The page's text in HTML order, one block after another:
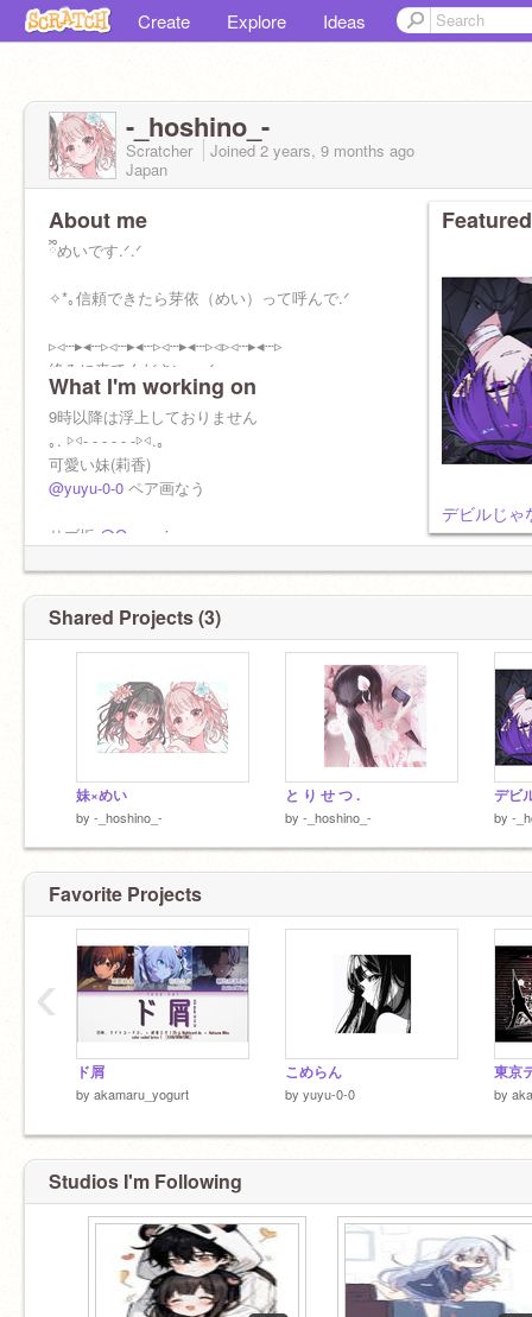
Create Explore Ideas
-_hoshino_-
Scratcher Joined 2 years, 9 months ago
Japan
About me
ྀིめいです.ᐟ.ᐟ
✧*｡信頼できたら芽依（めい）って呼んで.ᐟ‪
▹◃┄▸◂┄▹◃┄▸◂┄▹◃┄▸◂┄▹◃▹◃┄▸◂┄▹
絡みに来てくださいっ.ᐟ‪
みんなに砂糖.ᐟ‪
依存症
What I'm working on
9時以降は浮上しておりません
｡. ▷◁- - - - - -▷◁.。
可愛い妹(莉香)
@yuyu-0-0 ペア画なう
サブ垢 @Oo_mei
女の子
16歳
よろしく.ᐟ‪.ᐟ‪
草薙寧々ちゃん
デビルじ
Shared Projects (3)
妹×めい
by -_hoshino_-
と り せ つ .
by -_hoshino_- by -
Favorite Projects
ド屑
by akamaru_yogurt
こめらん
by yuyu-0-0
東京
by
‹
Studios I'm Following